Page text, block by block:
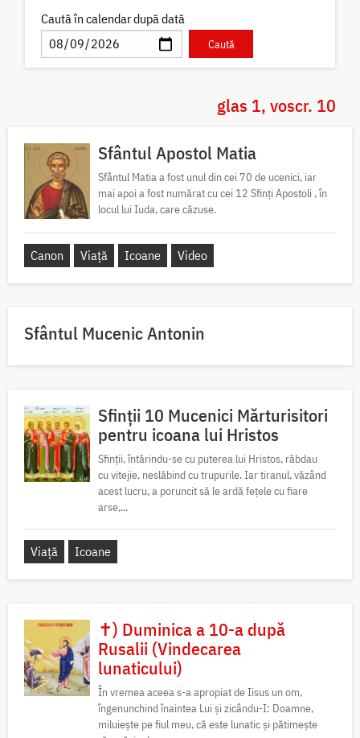
Caută în calendar după dată
glas 1, voscr. 10
Sfântul Apostol Matia
Sfântul Matia a fost unul din cei 70 de ucenici, iar
mai apoi a fost numărat cu cei 12 Sfinți Apostoli , în
locul lui Iuda, care căzuse.
Canon Viață Icoane Video
Sfântul Mucenic Antonin
Sfinții 10 Mucenici Mărturisitori
pentru icoana lui Hristos
Sfinții, întărindu-se cu puterea lui Hristos, răbdau
cu vitejie, neslăbind cu trupurile. Iar tiranul, văzând
acest lucru, a poruncit să le ardă fețele cu fiare
arse,...
Viață Icoane
✝) Duminica a 10-a după
Rusalii (Vindecarea
lunaticului)
În vremea aceea s-a apropiat de Iisus un om,
îngenunchind înaintea Lui și zicându-I: Doamne,
miluiește pe fiul meu, că este lunatic și pătimește